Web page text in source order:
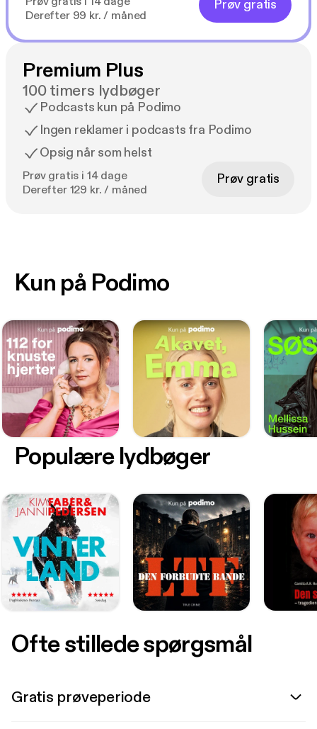
Derefter 99 kr. / måned
Prøv gratis
Premium Plus
100 timers lydbøger
Podcasts kun på Podimo
Ingen reklamer i podcasts fra Podimo
Opsig når som helst
Prøv gratis i 14 dage
Derefter 129 kr. / måned
Prøv gratis
Kun på Podimo
Populære lydbøger
Ofte stillede spørgsmål
Gratis prøveperiode